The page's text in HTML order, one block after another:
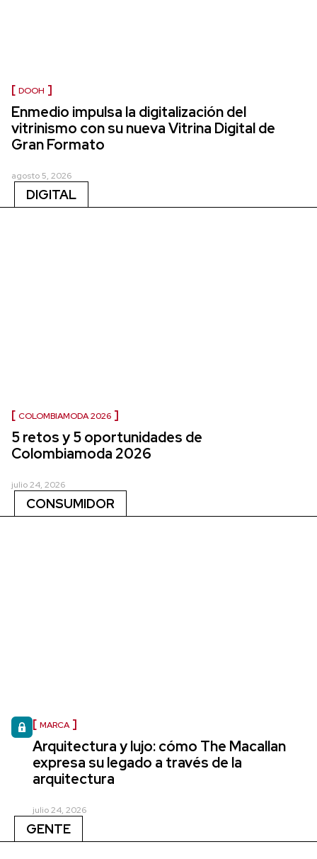
DOOH
Enmedio impulsa la digitalización del
vitrinismo con su nueva Vitrina Digital de
Gran Formato
agosto 5, 2026
DIGITAL
COLOMBIAMODA 2026
5 retos y 5 oportunidades de
Colombiamoda 2026
julio 24, 2026
CONSUMIDOR
MARCA
Arquitectura y lujo: cómo The Macallan
expresa su legado a través de la
arquitectura
julio 24, 2026
GENTE